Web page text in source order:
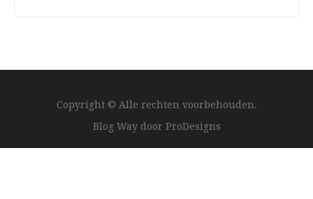
Copyright © Alle rechten voorbehouden.
Blog Way door ProDesigns